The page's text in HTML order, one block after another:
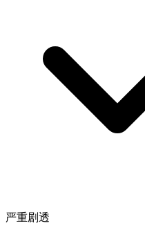
严重剧透